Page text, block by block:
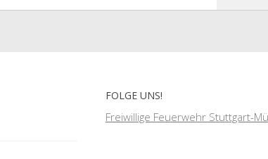
FOLGE UNS!
Freiwillige Feuerwehr Stuttgart-